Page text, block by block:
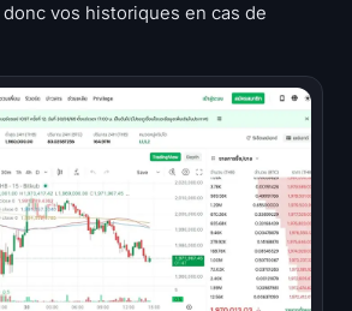
donc vos historiques en cas de